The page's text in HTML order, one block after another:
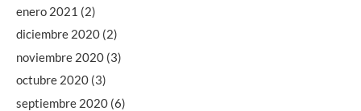
enero 2021 (2)
diciembre 2020 (2)
noviembre 2020 (3)
octubre 2020 (3)
septiembre 2020 (6)